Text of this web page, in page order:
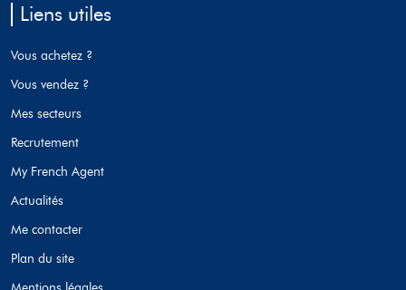
Liens utiles
Vous achetez ?
Vous vendez ?
Mes secteurs
Recrutement
My French Agent
Actualités
Me contacter
Plan du site